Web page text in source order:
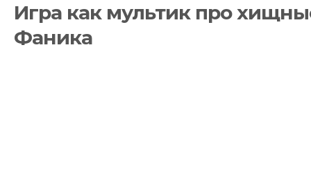
Игра как мультик про
Фаника